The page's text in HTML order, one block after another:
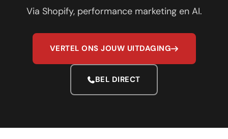
Via Shopify, performance marketing en AI.
VERTEL ONS JOUW UITDAGING
BEL DIRECT